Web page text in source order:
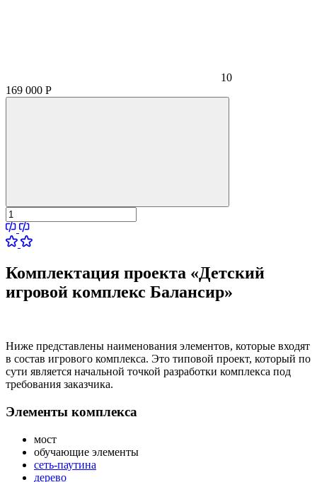
10
169 000 Р
Комплектация проекта «Детский
игровой комплекс Балансир»
Ниже представлены наименования элементов, которые входят
в состав игрового комплекса. Это типовой проект, который по
сути является начальной точкой разработки комплекса под
требования заказчика.
Элементы комплекса
мост
обучающие элементы
сеть-паутина
дерево